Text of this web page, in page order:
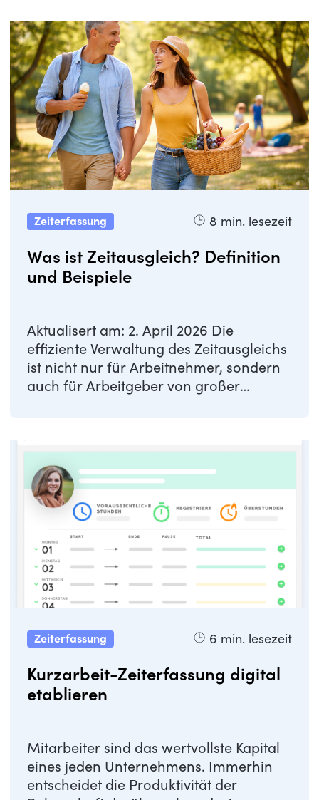
Zeiterfassung 8 min. lesezeit
Was ist Zeitausgleich? Definition
und Beispiele
Aktualisert am: 2. April 2026 Die
effiziente Verwaltung des Zeitausgleichs
ist nicht nur für Arbeitnehmer, sondern
auch für Arbeitgeber von großer
Zeiterfassung 6 min. lesezeit
Kurzarbeit-Zeiterfassung digital
etablieren
Mitarbeiter sind das wertvollste Kapital
eines jeden Unternehmens. Immerhin
entscheidet die Produktivität der